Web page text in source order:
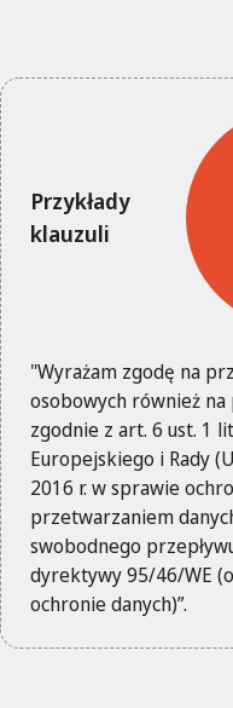
Przykłady
klauzuli
"Wyrażam zgodę na
osobowych również
zgodnie z art. 6 ust. 1
Europejskiego i Rady
2016 r. w sprawie
przetwarzaniem
swobodnego
dyrektywy 95/46/WE
ochronie danych)”.